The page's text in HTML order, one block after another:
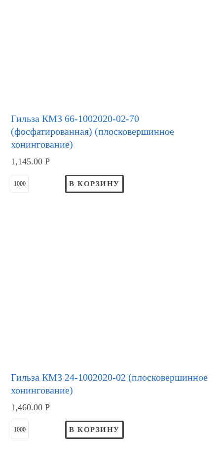
Гильза КМЗ 66-1002020-02-70
(фосфатированная) (плосковершинное
хонингование)
1,145.00Р
В КОРЗИНУ
Гильза КМЗ 24-1002020-02 (плосковершинное
хонингование)
1,460.00Р
В КОРЗИНУ